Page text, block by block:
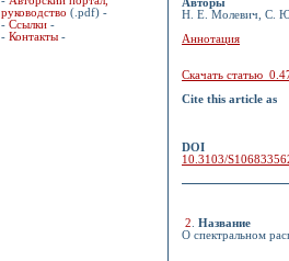
руководство (.pdf) -
- Ссылки -
- Контакты -
Авторы
Н. Е. Молевич, С.
Аннотация
Скачать статью
Cite this article as
DOI
10.3103/
2
Название
О спектральном